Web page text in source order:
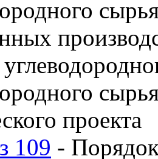
проекта
109 -